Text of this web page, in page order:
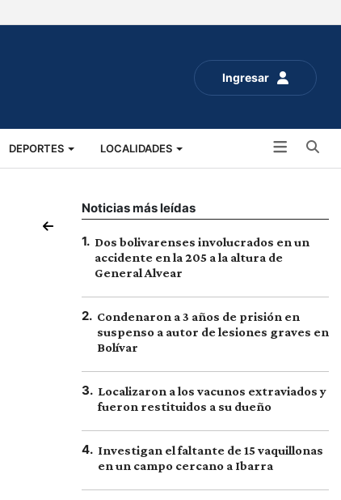
Ingresar
DEPORTES LOCALIDADES
Noticias más leídas
1. Dos bolivarenses involucrados en un
accidente en la 205 a la altura de
General Alvear
2. Condenaron a 3 años de prisión en
suspenso a autor de lesiones graves en
Bolívar
3. Localizaron a los vacunos extraviados y
fueron restituidos a su dueño
4. Investigan el faltante de 15 vaquillonas
en un campo cercano a Ibarra